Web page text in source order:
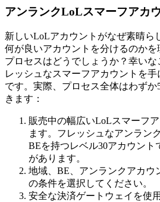
アンランクLoLスマーフアカ
新しいLoLアカウントがなぜ素晴ら
何が良いアカウントを分けるのか
プロセスはどうでしょうか？幸いな
レッシュなスマーフアカウントを
です。実際、プロセス全体はわず
きます：
販売中の幅広いLoLスマーフ
ます。フレッシュなアンラン
BEを持つレベル30アカウント
があります。
地域、BE、アンランクアカウ
の条件を選択してください。
安全な決済ゲートウェイを使